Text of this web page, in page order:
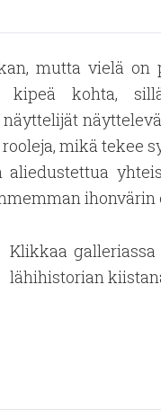
mutta vielä on
kipeä kohta,
mikä tekee
aliedustettua
Klikkaa
lähihistorian